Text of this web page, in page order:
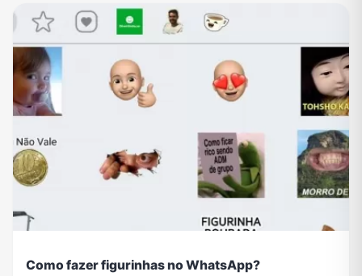
Como fazer figurinhas no WhatsApp?